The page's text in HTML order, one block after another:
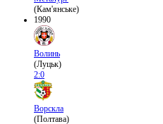
(Кам'янське)
1990
Волинь
(Луцьк)
2:0
Ворскла
(Полтава)